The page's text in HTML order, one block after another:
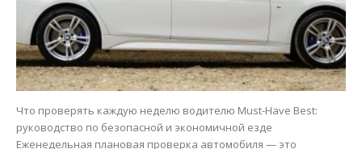
Что проверять каждую неделю водителю Must-Have Best:
руководство по безопасной и экономичной езде
Еженедельная плановая проверка автомобиля — это